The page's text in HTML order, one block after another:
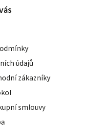
údajů
zákazníky
smlouvy